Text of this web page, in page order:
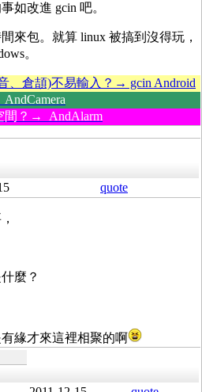
如改進 gcin 吧。
來包。就算 linux 被搞到沒得玩，
。
、倉頡)不易輸入？→ gcin Android
間？→ AndAlarm
quote
麼？
緣才來這裡相聚的啊